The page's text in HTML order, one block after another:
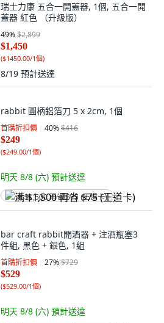
瑞士力康 五合一開蓋器, 1個, 五合一開
蓋器 紅色 （升級版）
49%$2,899
$1,450
($1450.00/1個)
8/19 預計送達
rabbit 圓柄鋁箔刀 5 x 2cm, 1個
首購折扣價 40%$416
$249
($249.00/1個)
明天 8/8 (六) 預計送達
满 $1,500 再省 $75 (王道卡)
bar craft rabbit開酒器 + 注酒瓶塞3
件組, 黑色 + 銀色, 1組
首購折扣價 27%$729
$529
($529.00/1個)
明天 8/8 (六) 預計送達